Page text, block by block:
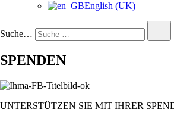
English (UK)
Suche…
SPENDEN
UNTERSTÜTZEN SIE MIT IHRER